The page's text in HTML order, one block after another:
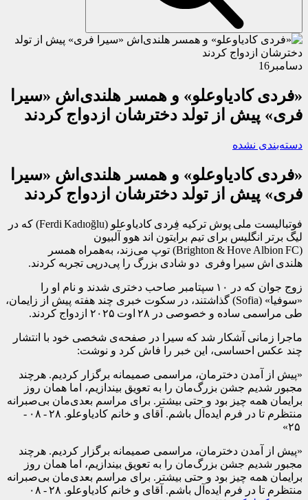
دسامبر 16
«فردی کادیاوعلو» و همسر هلندی‌اش «سیرا
فری» پیش از تولد دخترشان ازدواج کردند
دسته‌بندی نشده
«فردی کادیاوعلو» و همسر هلندی‌اش «سیرا
فری» پیش از تولد دخترشان ازدواج کردند
فوتبالیست ملی پوش ترکیه فِردی کادیاوعلو (Ferdi Kadıoğlu) که در
لیگ برتر انگلیس برای تیم برایتون اند هوو آلبیون
(Brighton & Hove Albion FC) توپ می‌زند، به‌همراه همسر
هلندی اش سیرا وفری دو شادی بزرگ را پی‌در‌پی تجربه کردند.
زوج جوان که در ۱۰ سپتامبر صاحب دختری شدند و نام او را
«سوفیا» (Sofia) گذاشتند، در سکوت خبری چند هفته پیش از زایمان،
طی مراسمی ساده و خصوصی در ۲۸ اوت ۲۰۲۵ ازدواج کردند.
ماجرا زمانی آشکار شد که سیرا در صفحه‌ی شخصی خود با انتشار
چند عکس احساسی، این خبر را فاش کرد و نوشت:
«پیش از آمدن دخترمان، مراسمی صمیمانه برگزار کردیم. هرچند
مجبور شدیم جشن بزرگ‌مان را به تعویق بیندازیم، اما همان روز
برایمان همه چیز بود و حتی بیشتر. برای مراسم بعدی‌مان بی‌صبرانه
منتظرم تا در فرم ایده‌آل باشم. آقای و خانم کادیاوعلو. ۲۸ - ۰۸ -
«پیش از آمدن دخترمان، مراسمی صمیمانه برگزار کردیم. هرچند
مجبور شدیم جشن بزرگ‌مان را به تعویق بیندازیم، اما همان روز
برایمان همه چیز بود و حتی بیشتر. برای مراسم بعدی‌مان بی‌صبرانه
منتظرم تا در فرم ایده‌آل باشم. آقای و خانم کادیاوعلو. ۲۸ - ۰۸